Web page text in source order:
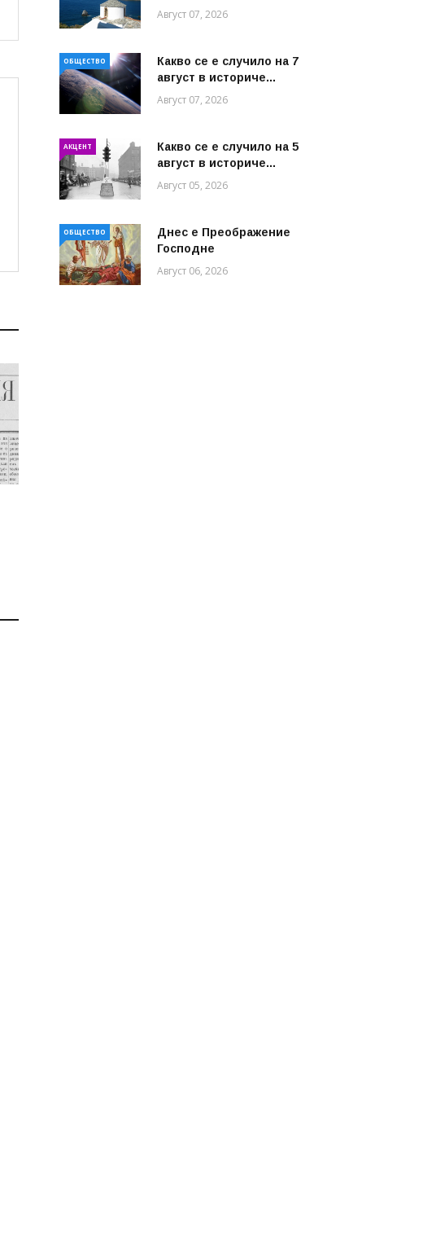
Август 07, 2026
ОБЩЕСТВО
Какво се е случило на 7
август в историче...
Август 07, 2026
АКЦЕНТ
Какво се е случило на 5
август в историче...
Август 05, 2026
ОБЩЕСТВО
Днес е Преображение
Господне
Август 06, 2026